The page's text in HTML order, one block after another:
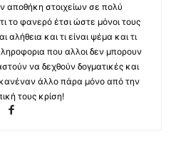
αποθήκη στοιχείων σε πολύ
το φανερό έτσι ώστε μόνοι τους
αλήθεια και τι είναι ψέμα και τι
που αλλοι δεν μπορουν
να δεχθούν δογματικές και
άλλο πάρα μόνο από την
τους κρίση!